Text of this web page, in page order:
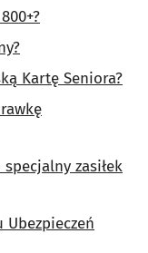
Kartę Seniora?
zasiłek
Ubezpieczeń